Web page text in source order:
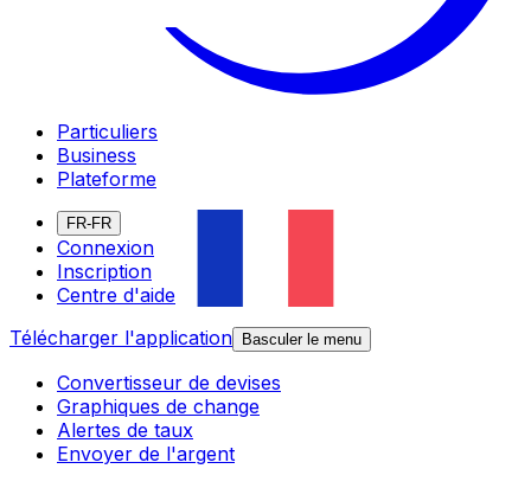
Particuliers
Business
Plateforme
FR-FR
Connexion
Inscription
Centre d'aide
Télécharger l'application
Basculer le menu
Convertisseur de devises
Graphiques de change
Alertes de taux
Envoyer de l'argent